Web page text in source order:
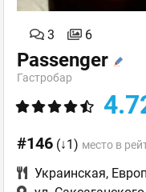
3 6
Passenger
Гастробар
#146 (↓1) место в
Украинская,